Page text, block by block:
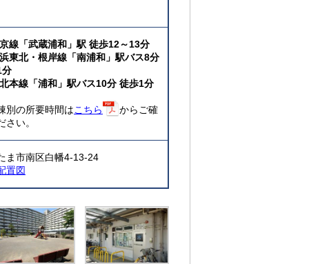
線「武蔵浦和」駅 徒歩12～13分
東北・根岸線「南浦和」駅バス8分
分
本線「浦和」駅バス10分 徒歩1分
別の所要時間はこちら
からご確
さい。
ま市南区白幡4-13-24
置図